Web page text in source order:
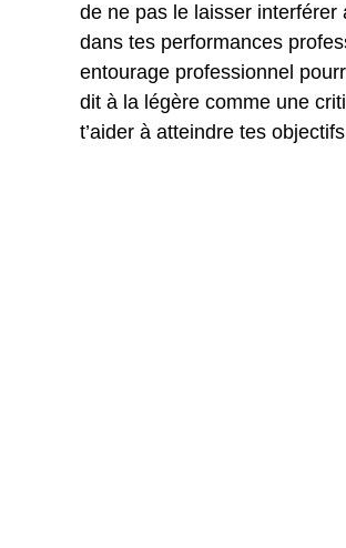
de ne pas le laisser
dans tes performances
entourage professionnel
dit à la légère comme une
t’aider à atteindre tes